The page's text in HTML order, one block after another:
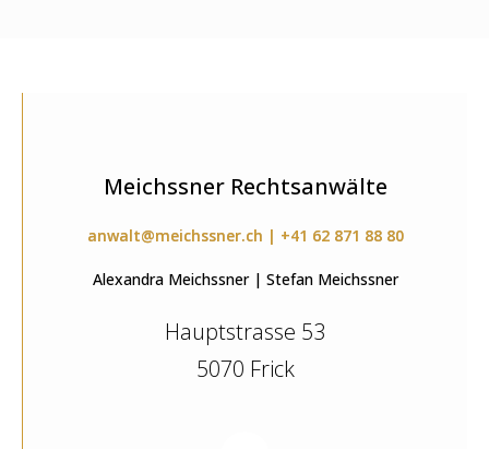
Meichssner Rechtsanwälte
anwalt@meichssner.ch | +41 62 871 88 80
Alexandra Meichssner | Stefan Meichssner
Hauptstrasse 53
5070 Frick